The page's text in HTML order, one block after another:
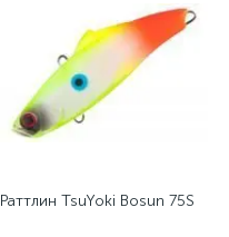
Раттлин TsuYoki Bosun 75S